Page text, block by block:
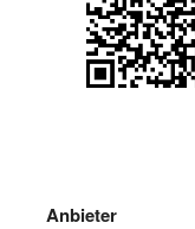
Anbieter